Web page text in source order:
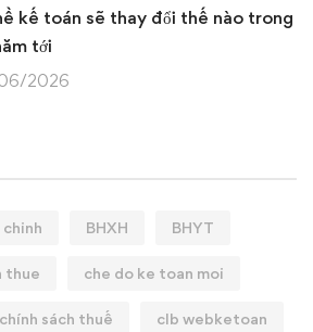
kế toán sẽ thay đổi thế nào trong
tới
2026
BHXH BHYT
thue che do ke toan moi
chính sách thuế clb webketoan